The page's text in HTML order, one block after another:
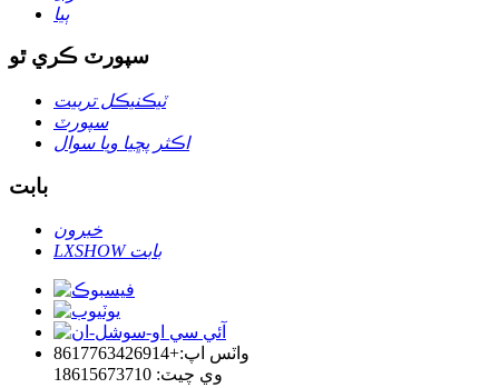
ٻيا
سپورٽ ڪري ٿو
ٽيڪنيڪل تربيت
سپورٽ
اڪثر پڇيا ويا سوال
بابت
خبرون
LXSHOW بابت
واٽس اپ:+8617763426914
وي چيٽ: 18615673710